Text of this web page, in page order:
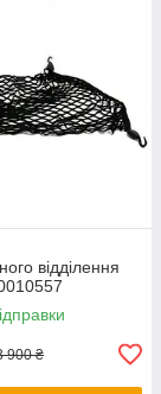
відділення
900 ₴